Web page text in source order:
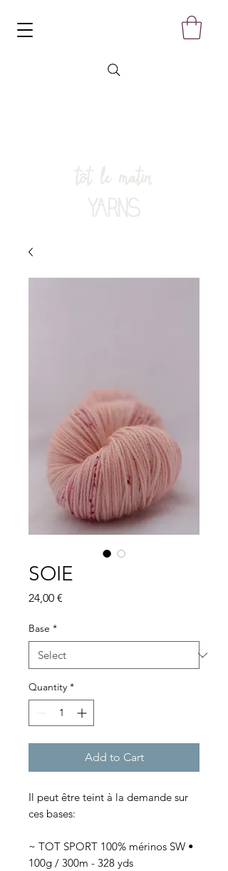
tôt le matin
YARNS
SOIE
24,00 €
Base *
Quantity *
Add to Cart
Il peut être teint à la demande sur
ces bases:
~ TOT SPORT 100% mérinos SW •
100g / 300m - 328 yds